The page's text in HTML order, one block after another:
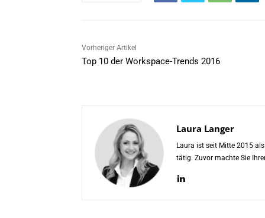
Vorheriger Artikel
Top 10 der Workspace-Trends 2016
Laura Langer
Laura ist seit Mitte 2015
tätig. Zuvor machte Sie